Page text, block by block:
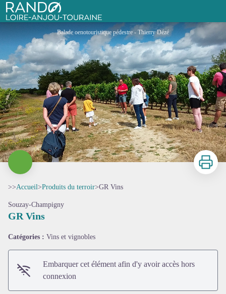
Rando Loire-Anjou-Touraine
GR Vins
Balade oenotouristique pédestre - Thierry Dézé
Imprimer
>>Accueil>Produits du terroir>GR Vins
Souzay-Champigny
GR Vins
Catégories : Vins et vignobles
Embarquer cet élément afin d'y avoir accès hors
connexion